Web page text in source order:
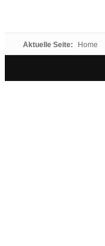
Aktuelle Seite: Home